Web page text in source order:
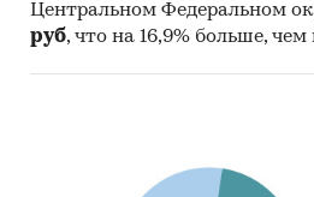
Центральном Федеральном
руб, что на 16,9% больше, чем